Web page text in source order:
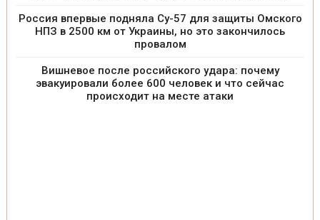
Россия впервые подняла Су-57 для защиты Омского
НПЗ в 2500 км от Украины, но это закончилось
провалом
Вишневое после российского удара: почему
эвакуировали более 600 человек и что сейчас
происходит на месте атаки